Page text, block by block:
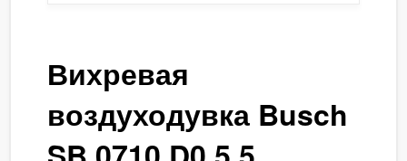
Вихревая
воздуходувка Busch